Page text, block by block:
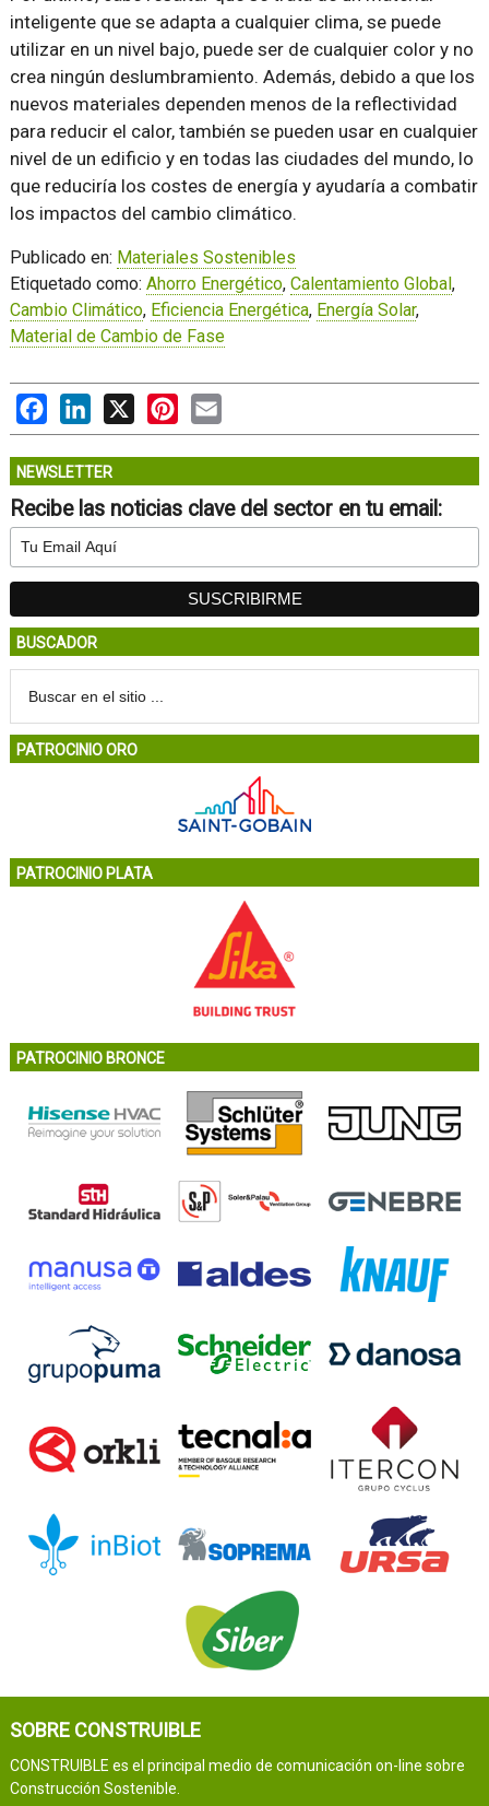
inteligente que se adapta a cualquier clima, se puede
utilizar en un nivel bajo, puede ser de cualquier color y no
crea ningún deslumbramiento. Además, debido a que los
nuevos materiales dependen menos de la reflectividad
para reducir el calor, también se pueden usar en cualquier
nivel de un edificio y en todas las ciudades del mundo, lo
que reduciría los costes de energía y ayudaría a combatir
los impactos del cambio climático.
Publicado en: Materiales Sostenibles
Etiquetado como: Ahorro Energético, Calentamiento Global,
Cambio Climático, Eficiencia Energética, Energía Solar,
Material de Cambio de Fase
FacebookLinkedIn
X PinterestEmail
NEWSLETTER
Recibe las noticias clave del sector en tu email:
BUSCADOR
PATROCINIO ORO
PATROCINIO PLATA
PATROCINIO BRONCE
SOBRE CONSTRUIBLE
CONSTRUIBLE es el principal medio de comunicación on-line sobre
Construcción Sostenible.